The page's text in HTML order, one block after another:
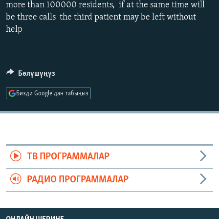
ЭЖЕ-СИҢДИЛЕР
АЗАТТЫК+
ОНЛАЙН ШЕРИНЕ
ЭЕ/АРнун бардык сайттары
more than 100000 residents, if at the same time will
be three calls the third patient may be left without
help
Бөлүшүңүз
Бизди Google'дан табыңыз
ТВ ПРОГРАММАЛАР
РАДИО ПРОГРАММАЛАР